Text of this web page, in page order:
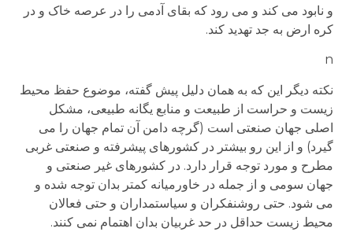
و نابود می کند و می رود که بقای آدمی را در عرصه خاک و در
کره ارض به جد تهدید کند.
n
نکته دیگر این که به همان دلیل پیش گفته، موضوع حفظ محیط
زیست و حراست از طبیعت و منابع یگانه طبیعی، مشکل
اصلی جهان صنعتی است (گرچه دامن آن تمام جهان را می
گیرد) و از این رو بیشتر در کشورهای پیشرفته و صنعتی غربی
مطرح و مورد توجه قرار دارد. در کشورهای غیر صنعتی و
جهان سومی و از جمله در خاورمیانه کمتر بدان توجه شده و
می شود. حتی روشنفکران و سیاستمداران و حتی فعالان
محیط زیست حداقل در حد غربیان بدان اهتمام نمی کنند.